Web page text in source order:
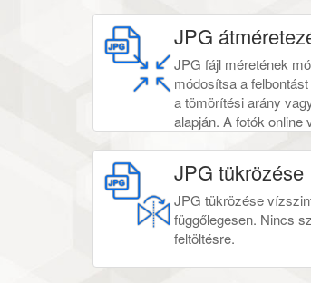
JPG
JPG fájl méretének
módosítsa a
a tömörítési arány
alapján. A fotók online
JPG tükrözése
JPG tükrözése
függőlegesen. Nincs
feltöltésre.